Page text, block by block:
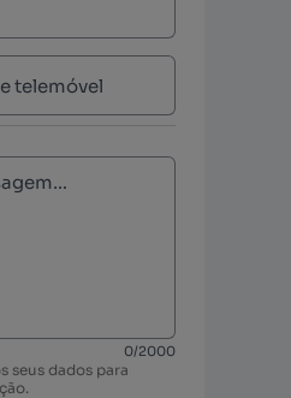
0/2000
seus dados para